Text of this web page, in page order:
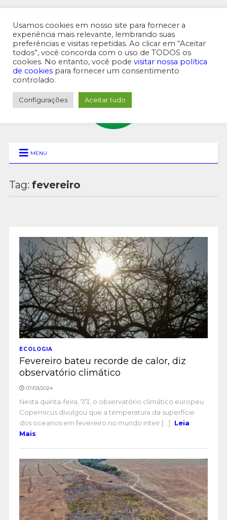
MENU SUPERIOR
MENU
Tag: fevereiro
ECOLOGIA
Fevereiro bateu recorde de calor, diz
observatório climático
07/03/2024
Nesta quinta-feira, 7/3, o observatório climático europeu
Copernicus divulgou que a temperatura da superfície
dos oceanos em fevereiro no mundo inteir [...]
Leia
Mais
Usamos cookies em nosso site para fornecer a
experiência mais relevante, lembrando suas
preferências e visitas repetidas. Ao clicar em “Aceitar
todos”, você concorda com o uso de TODOS os
cookies. No entanto, você pode visitar nossa política
de cookies para fornecer um consentimento
controlado.
Configurações Aceitar tudo